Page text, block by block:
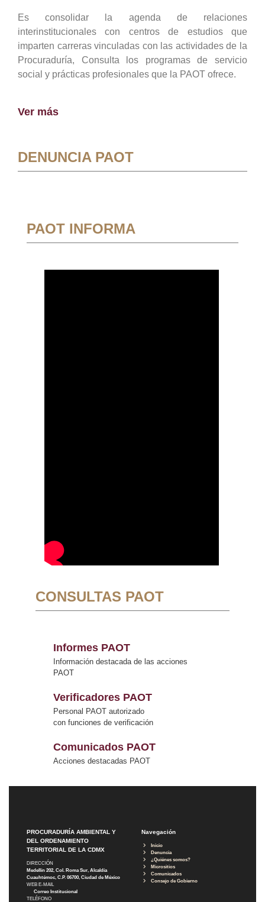
Es consolidar la agenda de relaciones
interinstitucionales con centros de estudios que
imparten carreras vinculadas con las actividades de la
Procuraduría, Consulta los programas de servicio
social y prácticas profesionales que la PAOT ofrece.
Ver más
DENUNCIA PAOT
PAOT INFORMA
CONSULTAS PAOT
Informes PAOT
Información destacada de las acciones
PAOT
Verificadores PAOT
Personal PAOT autorizado
con funciones de verificación
Comunicados PAOT
Acciones destacadas PAOT
PROCURADURÍA AMBIENTAL Y
DEL ORDENAMIENTO
TERRITORIAL DE LA CDMX
DIRECCIÓN
Medellín 202, Col. Roma Sur, Alcaldía
Cuauhtémoc, C.P. 06700, Ciudad de México
WEB E-MAIL
Correo Institucional
TELÉFONO
Navegación
Inicio
Denuncia
¿Quiénes somos?
Micrositios
Comunicados
Consejo de Gobierno